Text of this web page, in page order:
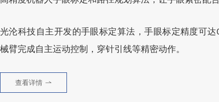
光沦科技自主开发的手眼标定算法，手眼标定精度可
械臂完成自主运动控制，穿针引线等精密动作。
查看详情